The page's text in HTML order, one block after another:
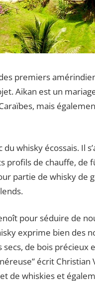
premiers
Aikan est un
mais
whisky écossais. Il
de chauffe, de
partie de whisky de
pour séduire de
exprime bien des
de bois
écrit
de whiskies et